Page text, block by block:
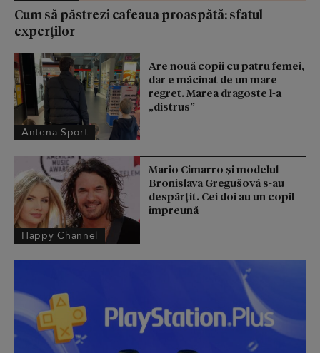
Cum să păstrezi cafeaua proaspătă: sfatul
experților
Antena Sport
Are nouă copii cu patru femei,
dar e măcinat de un mare
regret. Marea dragoste l-a
„distrus”
Happy Channel
Mario Cimarro și modelul
Bronislava Gregušová s-au
despărțit. Cei doi au un copil
împreună